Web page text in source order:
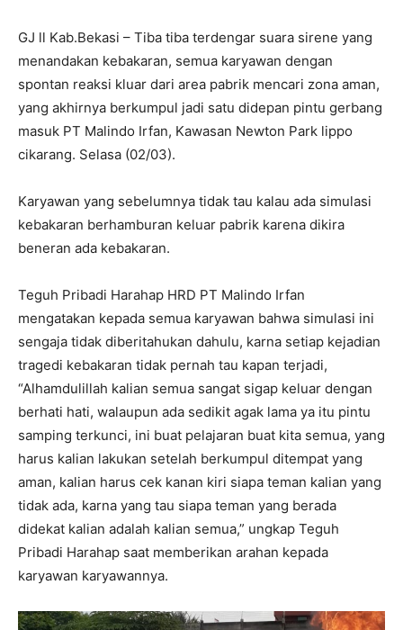
GJ ll Kab.Bekasi – Tiba tiba terdengar suara sirene yang
menandakan kebakaran, semua karyawan dengan
spontan reaksi kluar dari area pabrik mencari zona aman,
yang akhirnya berkumpul jadi satu didepan pintu gerbang
masuk PT Malindo Irfan, Kawasan Newton Park lippo
cikarang. Selasa (02/03).
Karyawan yang sebelumnya tidak tau kalau ada simulasi
kebakaran berhamburan keluar pabrik karena dikira
beneran ada kebakaran.
Teguh Pribadi Harahap HRD PT Malindo Irfan
mengatakan kepada semua karyawan bahwa simulasi ini
sengaja tidak diberitahukan dahulu, karna setiap kejadian
tragedi kebakaran tidak pernah tau kapan terjadi,
“Alhamdulillah kalian semua sangat sigap keluar dengan
berhati hati, walaupun ada sedikit agak lama ya itu pintu
samping terkunci, ini buat pelajaran buat kita semua, yang
harus kalian lakukan setelah berkumpul ditempat yang
aman, kalian harus cek kanan kiri siapa teman kalian yang
tidak ada, karna yang tau siapa teman yang berada
didekat kalian adalah kalian semua,” ungkap Teguh
Pribadi Harahap saat memberikan arahan kepada
karyawan karyawannya.